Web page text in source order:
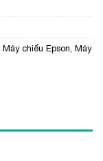
Máy chiếu Epson Máy